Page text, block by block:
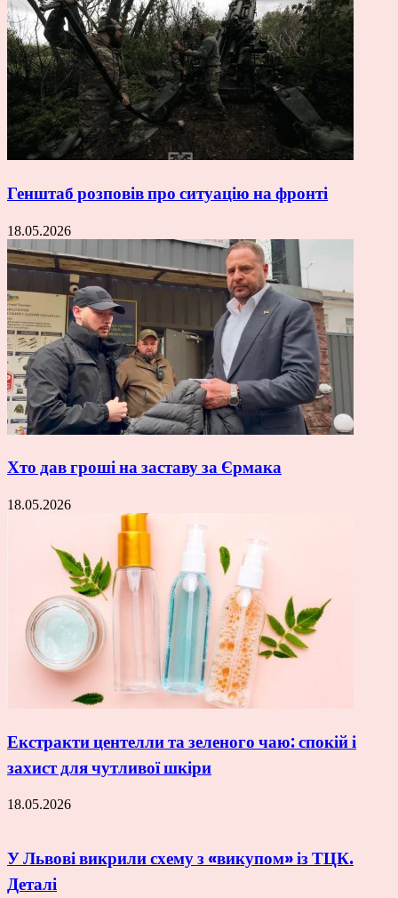
Генштаб розповів про ситуацію на фронті
18.05.2026
Хто дав гроші на заставу за Єрмака
18.05.2026
Екстракти центелли та зеленого чаю: спокій і
захист для чутливої шкіри
18.05.2026
У Львові викрили схему з «викупом» із ТЦК.
Деталі